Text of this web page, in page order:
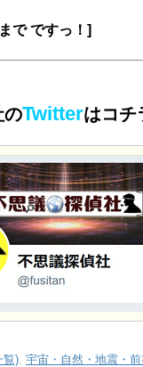
で ですっ！]
のTwitterはコチ
覧), 宇宙・自然・地震・